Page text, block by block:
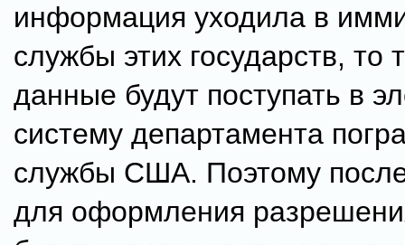
информация уходила в
службы этих государств, то
данные будут поступать в
систему департамента
службы США. Поэтому
для оформления